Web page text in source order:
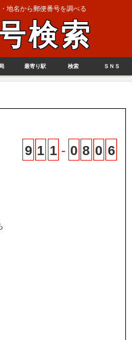
地名から郵便番号を調べる
検索
最寄り駅 検索 ＳＮＳ
9 1 1 - 0 8 0 6